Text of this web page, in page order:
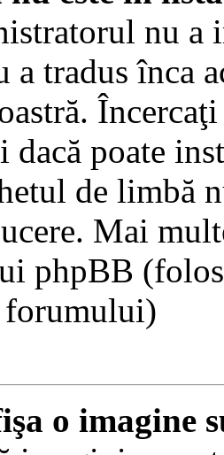
nu a
a tradus înca
poate
de limbă
Mai
phpBB
o imagine